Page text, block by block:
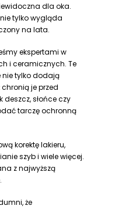
dla oka.
tylko wygląda
na lata.
ekspertami w
i ceramicznych. Te
tylko dodają
je przed
słońce czy
tarczę ochronną
korektę lakieru,
szyb i wiele więcej.
z najwyższą
że